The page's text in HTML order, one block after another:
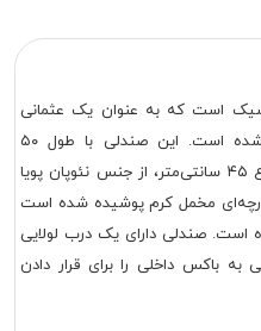
است که به عنوان یک عثمانی
ذخیره‌سازی شیک و کاربردی طراحی شده است. این صندلی با طول ۵۰
سانتی‌متر، عرض ۴۳ سانتی‌متر و ارتفاع ۴۵ سانتی‌متر، از جنس نئوپان پویا
مخمل کرم پوشیده شده است
است. صندلی دارای یک درب لولایی
به باکس داخلی را برای قرار دادن